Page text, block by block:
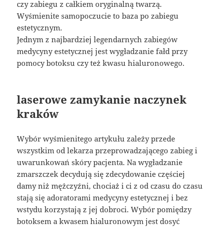
czy zabiegu z całkiem oryginalną twarzą.
Wyśmienite samopoczucie to baza po zabiegu
estetycznym.
Jednym z najbardziej legendarnych zabiegów
medycyny estetycznej jest wygładzanie fałd przy
pomocy botoksu czy też kwasu hialuronowego.
laserowe zamykanie naczynek
kraków
Wybór wyśmienitego artykułu zależy przede
wszystkim od lekarza przeprowadzającego zabieg i
uwarunkowań skóry pacjenta. Na wygładzanie
zmarszczek decydują się zdecydowanie częściej
damy niż mężczyźni, chociaż i ci z od czasu do czasu
stają się adoratorami medycyny estetycznej i bez
wstydu korzystają z jej dobroci. Wybór pomiędzy
botoksem a kwasem hialuronowym jest dosyć